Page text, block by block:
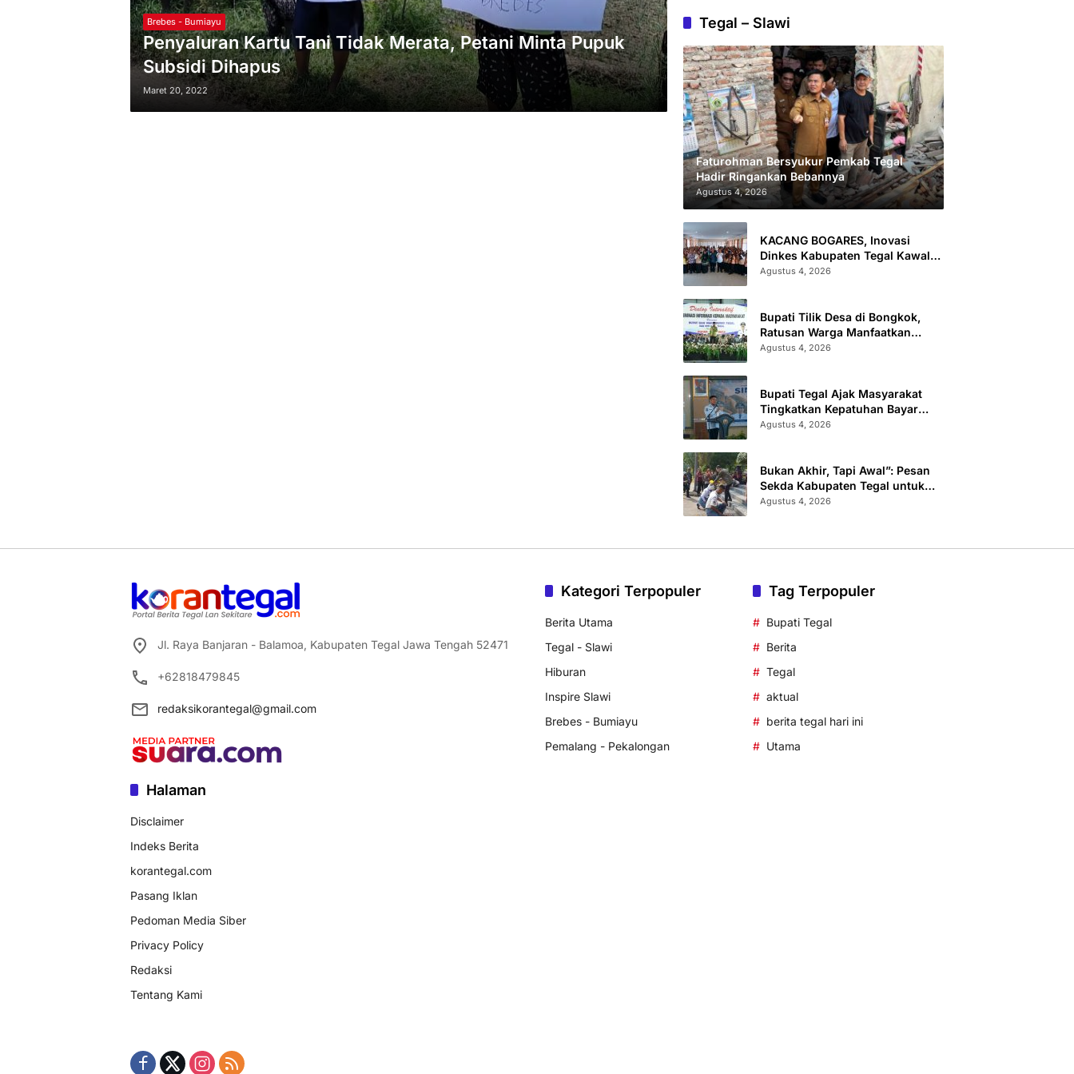
Brebes - Bumiayu
Penyaluran Kartu Tani Tidak Merata, Petani Minta Pupuk
Subsidi Dihapus
Maret 20, 2022
Tegal – Slawi
Faturohman Bersyukur Pemkab Tegal
Hadir Ringankan Bebannya
Agustus 4, 2026
KACANG BOGARES, Inovasi
Dinkes Kabupaten Tegal Kawal
Kesehatan Remaja Putri Cegah
Agustus 4, 2026
Bupati Tilik Desa di Bongkok,
Ratusan Warga Manfaatkan
Layanan Kesehatan dan
Agustus 4, 2026
Bupati Tegal Ajak Masyarakat
Tingkatkan Kepatuhan Bayar
Pajak Kendaraan lewat “TULUS
Agustus 4, 2026
Bukan Akhir, Tapi Awal”: Pesan
Sekda Kabupaten Tegal untuk
Calon Paskibraka 2026
Agustus 4, 2026
Jl. Raya Banjaran - Balamoa, Kabupaten Tegal Jawa Tengah 52471
+62818479845
redaksikorantegal@gmail.com
Halaman
Disclaimer
Indeks Berita
korantegal.com
Pasang Iklan
Pedoman Media Siber
Privacy Policy
Redaksi
Tentang Kami
Kategori Terpopuler
Berita Utama
Tegal - Slawi
Hiburan
Inspire Slawi
Brebes - Bumiayu
Pemalang - Pekalongan
Tag Terpopuler
Bupati Tegal
Berita
Tegal
aktual
berita tegal hari ini
Utama